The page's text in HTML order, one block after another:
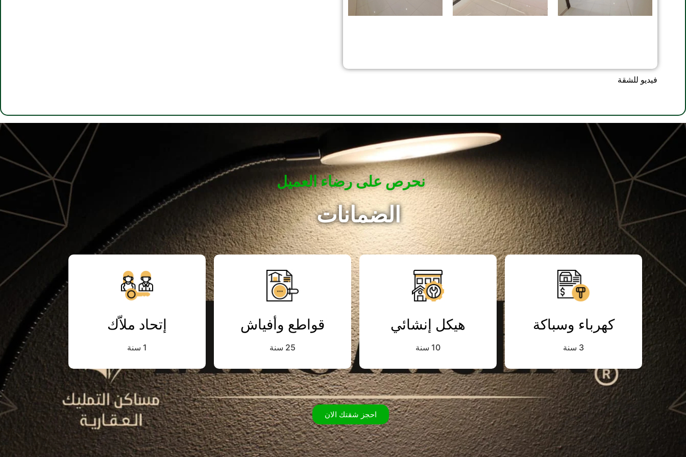
فيديو للشقة
نحرص على رضاء العميل
الضمانات
كهرباء وسباكة
3 سنة
هيكل إنشائي
10 سنة
قواطع وأفياش
25 سنة
إتحاد ملاّك
1 سنة
احجز شقتك الان